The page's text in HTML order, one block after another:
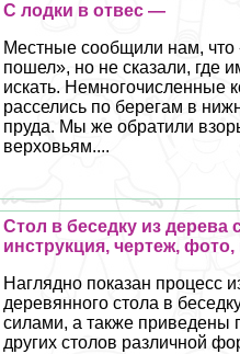
С лодки в отвес —
Местные сообщили нам, что
пошел», но не сказали, где
искать. Немногочисленные
расселись по берегам в
пруда. Мы же обратили
верховьям....
Стол в беседку из дерева
инструкция, чертеж,
Наглядно показан процесс
деревянного стола в
силами, а также приведены
других столов различной